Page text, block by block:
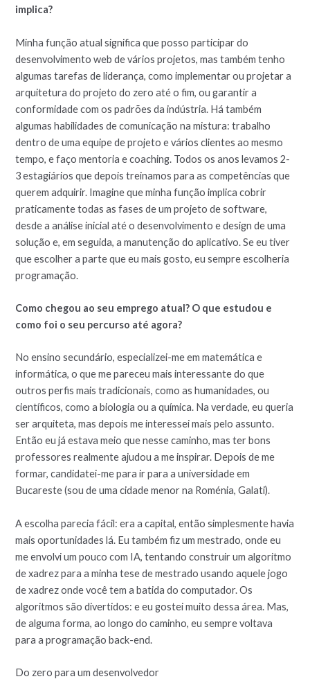
implica?
Minha função atual significa que posso participar do
desenvolvimento web de vários projetos, mas também tenho
algumas tarefas de liderança, como implementar ou projetar a
arquitetura do projeto do zero até o fim, ou garantir a
conformidade com os padrões da indústria. Há também
algumas habilidades de comunicação na mistura: trabalho
dentro de uma equipe de projeto e vários clientes ao mesmo
tempo, e faço mentoria e coaching. Todos os anos levamos 2-
3 estagiários que depois treinamos para as competências que
querem adquirir. Imagine que minha função implica cobrir
praticamente todas as fases de um projeto de software,
desde a análise inicial até o desenvolvimento e design de uma
solução e, em seguida, a manutenção do aplicativo. Se eu tiver
que escolher a parte que eu mais gosto, eu sempre escolheria
programação.
Como chegou ao seu emprego atual? O que estudou e
como foi o seu percurso até agora?
No ensino secundário, especializei-me em matemática e
informática, o que me pareceu mais interessante do que
outros perfis mais tradicionais, como as humanidades, ou
científicos, como a biologia ou a química. Na verdade, eu queria
ser arquiteta, mas depois me interessei mais pelo assunto.
Então eu já estava meio que nesse caminho, mas ter bons
professores realmente ajudou a me inspirar. Depois de me
formar, candidatei-me para ir para a universidade em
Bucareste (sou de uma cidade menor na Roménia, Galati).
A escolha parecia fácil: era a capital, então simplesmente havia
mais oportunidades lá. Eu também fiz um mestrado, onde eu
me envolvi um pouco com IA, tentando construir um algoritmo
de xadrez para a minha tese de mestrado usando aquele jogo
de xadrez onde você tem a batida do computador. Os
algoritmos são divertidos: e eu gostei muito dessa área. Mas,
de alguma forma, ao longo do caminho, eu sempre voltava
para a programação back-end.
Do zero para um desenvolvedor